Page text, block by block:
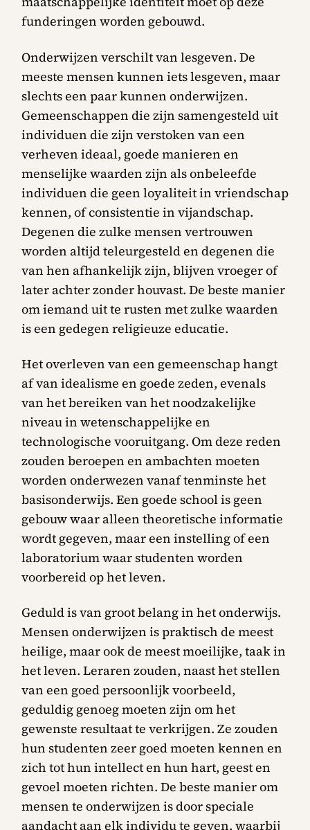
funderingen worden gebouwd.
Onderwijzen verschilt van lesgeven. De
meeste mensen kunnen iets lesgeven, maar
slechts een paar kunnen onderwijzen.
Gemeenschappen die zijn samengesteld uit
individuen die zijn verstoken van een
verheven ideaal, goede manieren en
menselijke waarden zijn als onbeleefde
individuen die geen loyaliteit in vriendschap
kennen, of consistentie in vijandschap.
Degenen die zulke mensen vertrouwen
worden altijd teleurgesteld en degenen die
van hen afhankelijk zijn, blijven vroeger of
later achter zonder houvast. De beste manier
om iemand uit te rusten met zulke waarden
is een gedegen religieuze educatie.
Het overleven van een gemeenschap hangt
af van idealisme en goede zeden, evenals
van het bereiken van het noodzakelijke
niveau in wetenschappelijke en
technologische vooruitgang. Om deze reden
zouden beroepen en ambachten moeten
worden onderwezen vanaf tenminste het
basisonderwijs. Een goede school is geen
gebouw waar alleen theoretische informatie
wordt gegeven, maar een instelling of een
laboratorium waar studenten worden
voorbereid op het leven.
Geduld is van groot belang in het onderwijs.
Mensen onderwijzen is praktisch de meest
heilige, maar ook de meest moeilijke, taak in
het leven. Leraren zouden, naast het stellen
van een goed persoonlijk voorbeeld,
geduldig genoeg moeten zijn om het
gewenste resultaat te verkrijgen. Ze zouden
hun studenten zeer goed moeten kennen en
zich tot hun intellect en hun hart, geest en
gevoel moeten richten. De beste manier om
mensen te onderwijzen is door speciale
aandacht aan elk individu te geven, waarbij